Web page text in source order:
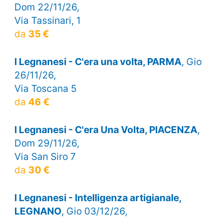
Dom 22/11/26,
Via Tassinari, 1
da 35 €
I Legnanesi - C'era una volta, PARMA, Gio
26/11/26,
Via Toscana 5
da 46 €
I Legnanesi - C'era Una Volta, PIACENZA,
Dom 29/11/26,
Via San Siro 7
da 30 €
I Legnanesi - Intelligenza artigianale,
LEGNANO, Gio 03/12/26,